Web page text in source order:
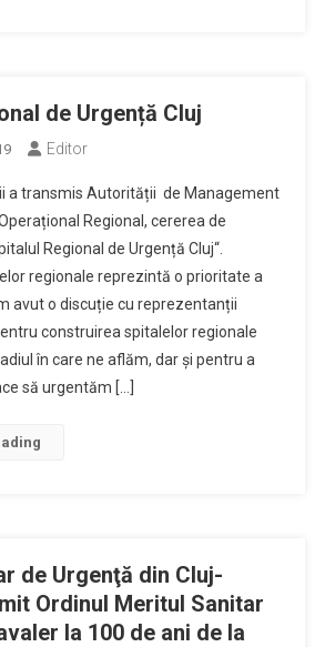
de Urgență Cluj
Editor
a transmis Autorității de Management
Regional, cererea de
Regional de Urgență Cluj“.
regionale reprezintă o prioritate a
avut o discuție cu reprezentanții
construirea spitalelor regionale
în care ne aflăm, dar și pentru a
să urgentăm […]
de Urgenţă din Cluj-
Ordinul Meritul Sanitar
la 100 de ani de la